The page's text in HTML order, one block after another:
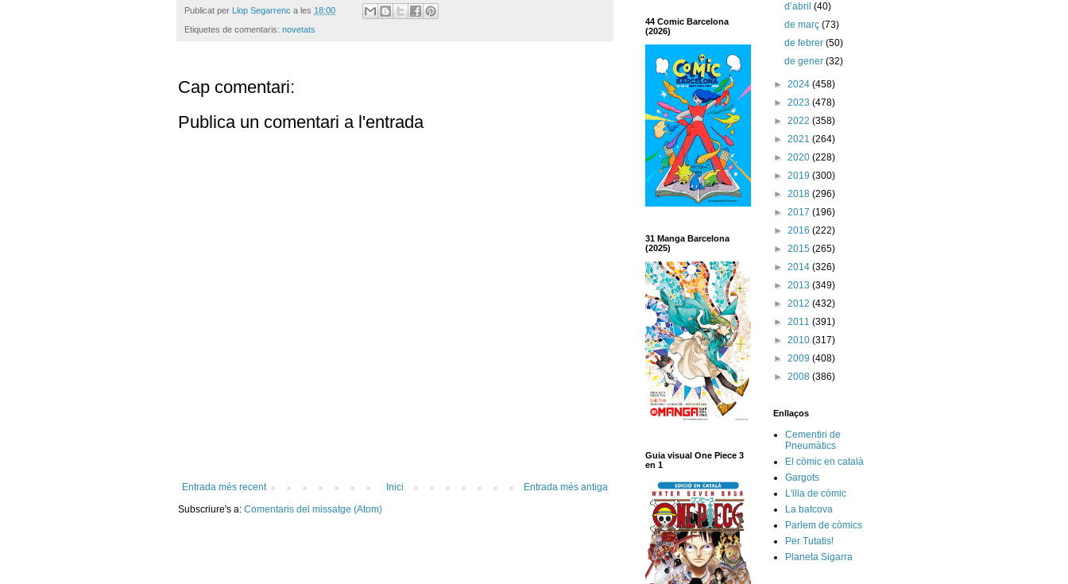
Publicat per Llop Segarrenc a les 18:00
Etiquetes de comentaris: novetats
Cap comentari:
Publica un comentari a l'entrada
Entrada més recent Entrada més antiga
Inici
Subscriure's a: Comentaris del missatge (Atom)
44 Comic Barcelona
(2026)
31 Manga Barcelona
(2025)
Guia visual One Piece 3
en 1
d’abril(40)
de març(73)
de febrer(50)
de gener(32)
► 2024 (458)
► 2023 (478)
► 2022 (358)
► 2021 (264)
► 2020 (228)
► 2019 (300)
► 2018 (296)
► 2017 (196)
► 2016 (222)
► 2015 (265)
► 2014 (326)
► 2013 (349)
► 2012 (432)
► 2011 (391)
► 2010 (317)
► 2009 (408)
► 2008 (386)
Enllaços
Cementiri de
Pneumàtics
El còmic en català
Gargots
L'illa de còmic
La batcova
Parlem de còmics
Per Tutatis!
Planeta Sigarra